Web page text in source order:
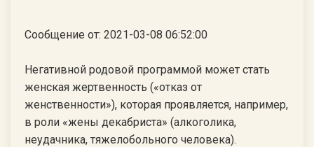
Сообщение от: 2021-03-08 06:52:00
Негативной родовой программой может стать
женская жертвенность («отказ от
женственности»), которая проявляется, например,
в роли «жены декабриста» (алкоголика,
неудачника, тяжелобольного человека).